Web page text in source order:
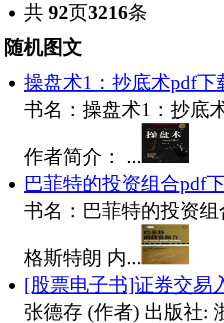
共 92页3216条
随机图文
操盘术1：抄底术pdf下
书名：操盘术1：抄底
作者简介： ...
巴菲特的投资组合pdf
书名：巴菲特的投资
格斯特朗 内...
[股票电子书]证券交易
张德存 (作者) 出版社: